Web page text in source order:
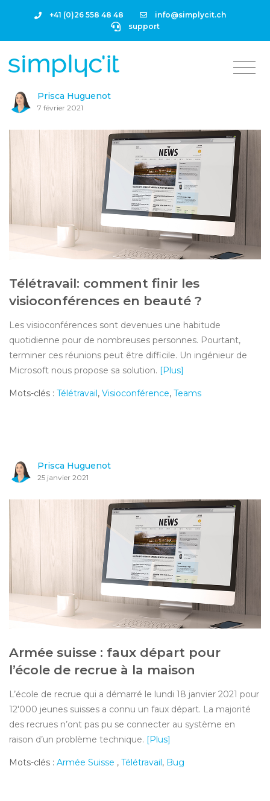
+41 (0)26 558 48 48
info@simplycit.ch
support
Prisca Huguenot
7 février 2021
Télétravail: comment finir les
visioconférences en beauté ?
Les visioconférences sont devenues une habitude
quotidienne pour de nombreuses personnes. Pourtant,
terminer ces réunions peut être difficile. Un ingénieur de
Microsoft nous propose sa solution. [Plus]
Mots-clés : Télétravail, Visioconférence, Teams
Prisca Huguenot
25 janvier 2021
Armée suisse : faux départ pour
l’école de recrue à la maison
L’école de recrue qui a démarré le lundi 18 janvier 2021 pour
12'000 jeunes suisses a connu un faux départ. La majorité
des recrues n’ont pas pu se connecter au système en
raison d’un problème technique. [Plus]
Mots-clés : Armée Suisse , Télétravail , Bug